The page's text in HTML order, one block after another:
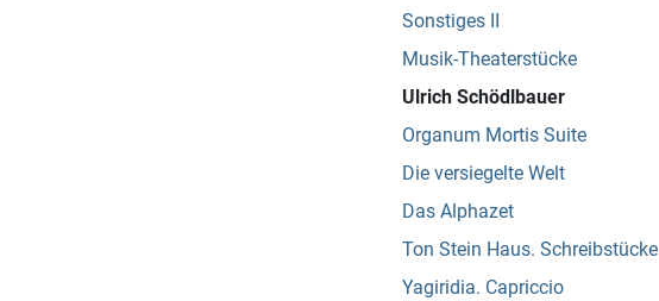
Sonstiges II
Musik-Theaterstücke
Ulrich Schödlbauer
Organum Mortis Suite
Die versiegelte Welt
Das Alphazet
Ton Stein Haus. Schreibstücke
Yagiridia. Capriccio